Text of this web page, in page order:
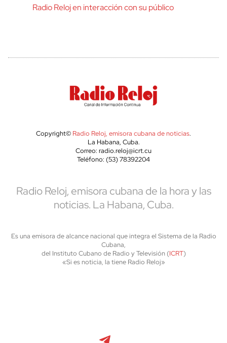
Radio Reloj en interacción con su público
Copyright© Radio Reloj, emisora cubana de noticias.
La Habana, Cuba.
Correo: radio.reloj@icrt.cu
Teléfono: (53) 78392204
Radio Reloj, emisora cubana de la hora y las
noticias. La Habana, Cuba.
Es una emisora de alcance nacional que integra el Sistema de la Radio
Cubana,
del Instituto Cubano de Radio y Televisión (ICRT)
«Si es noticia, la tiene Radio Reloj»